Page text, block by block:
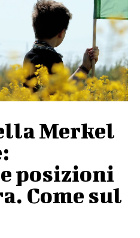
Merkel
posizioni
Come sul